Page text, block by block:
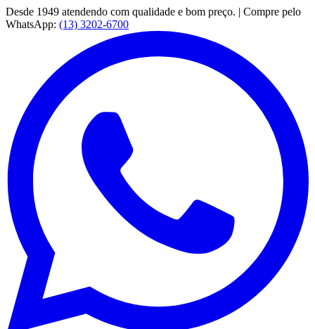
Desde 1949 atendendo com qualidade e bom preço. | Compre pelo
WhatsApp: (13) 3202-6700